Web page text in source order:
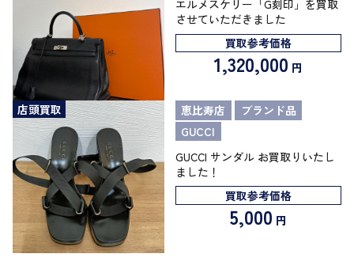
エルメスケリー「G刻印」を買取
させていただきました
買取参考価格
1,320,000 円
店頭買取 恵比寿店
ブランド品
GUCCI
GUCCI サンダル お買取りいたし
ました！
買取参考価格
5,000 円